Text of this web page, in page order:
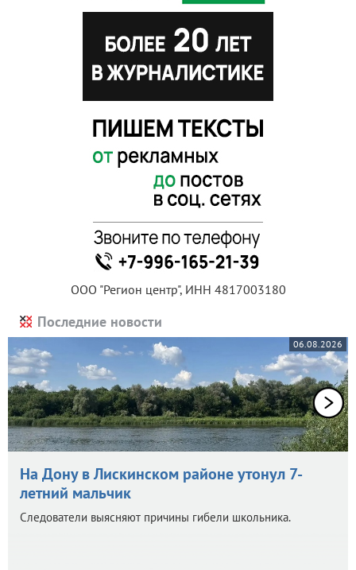
ООО "Регион центр", ИНН 4817003180
Последние новости
06.08.2026
На Дону в Лискинском районе утонул 7-
летний мальчик
Следователи выясняют причины гибели школьника.